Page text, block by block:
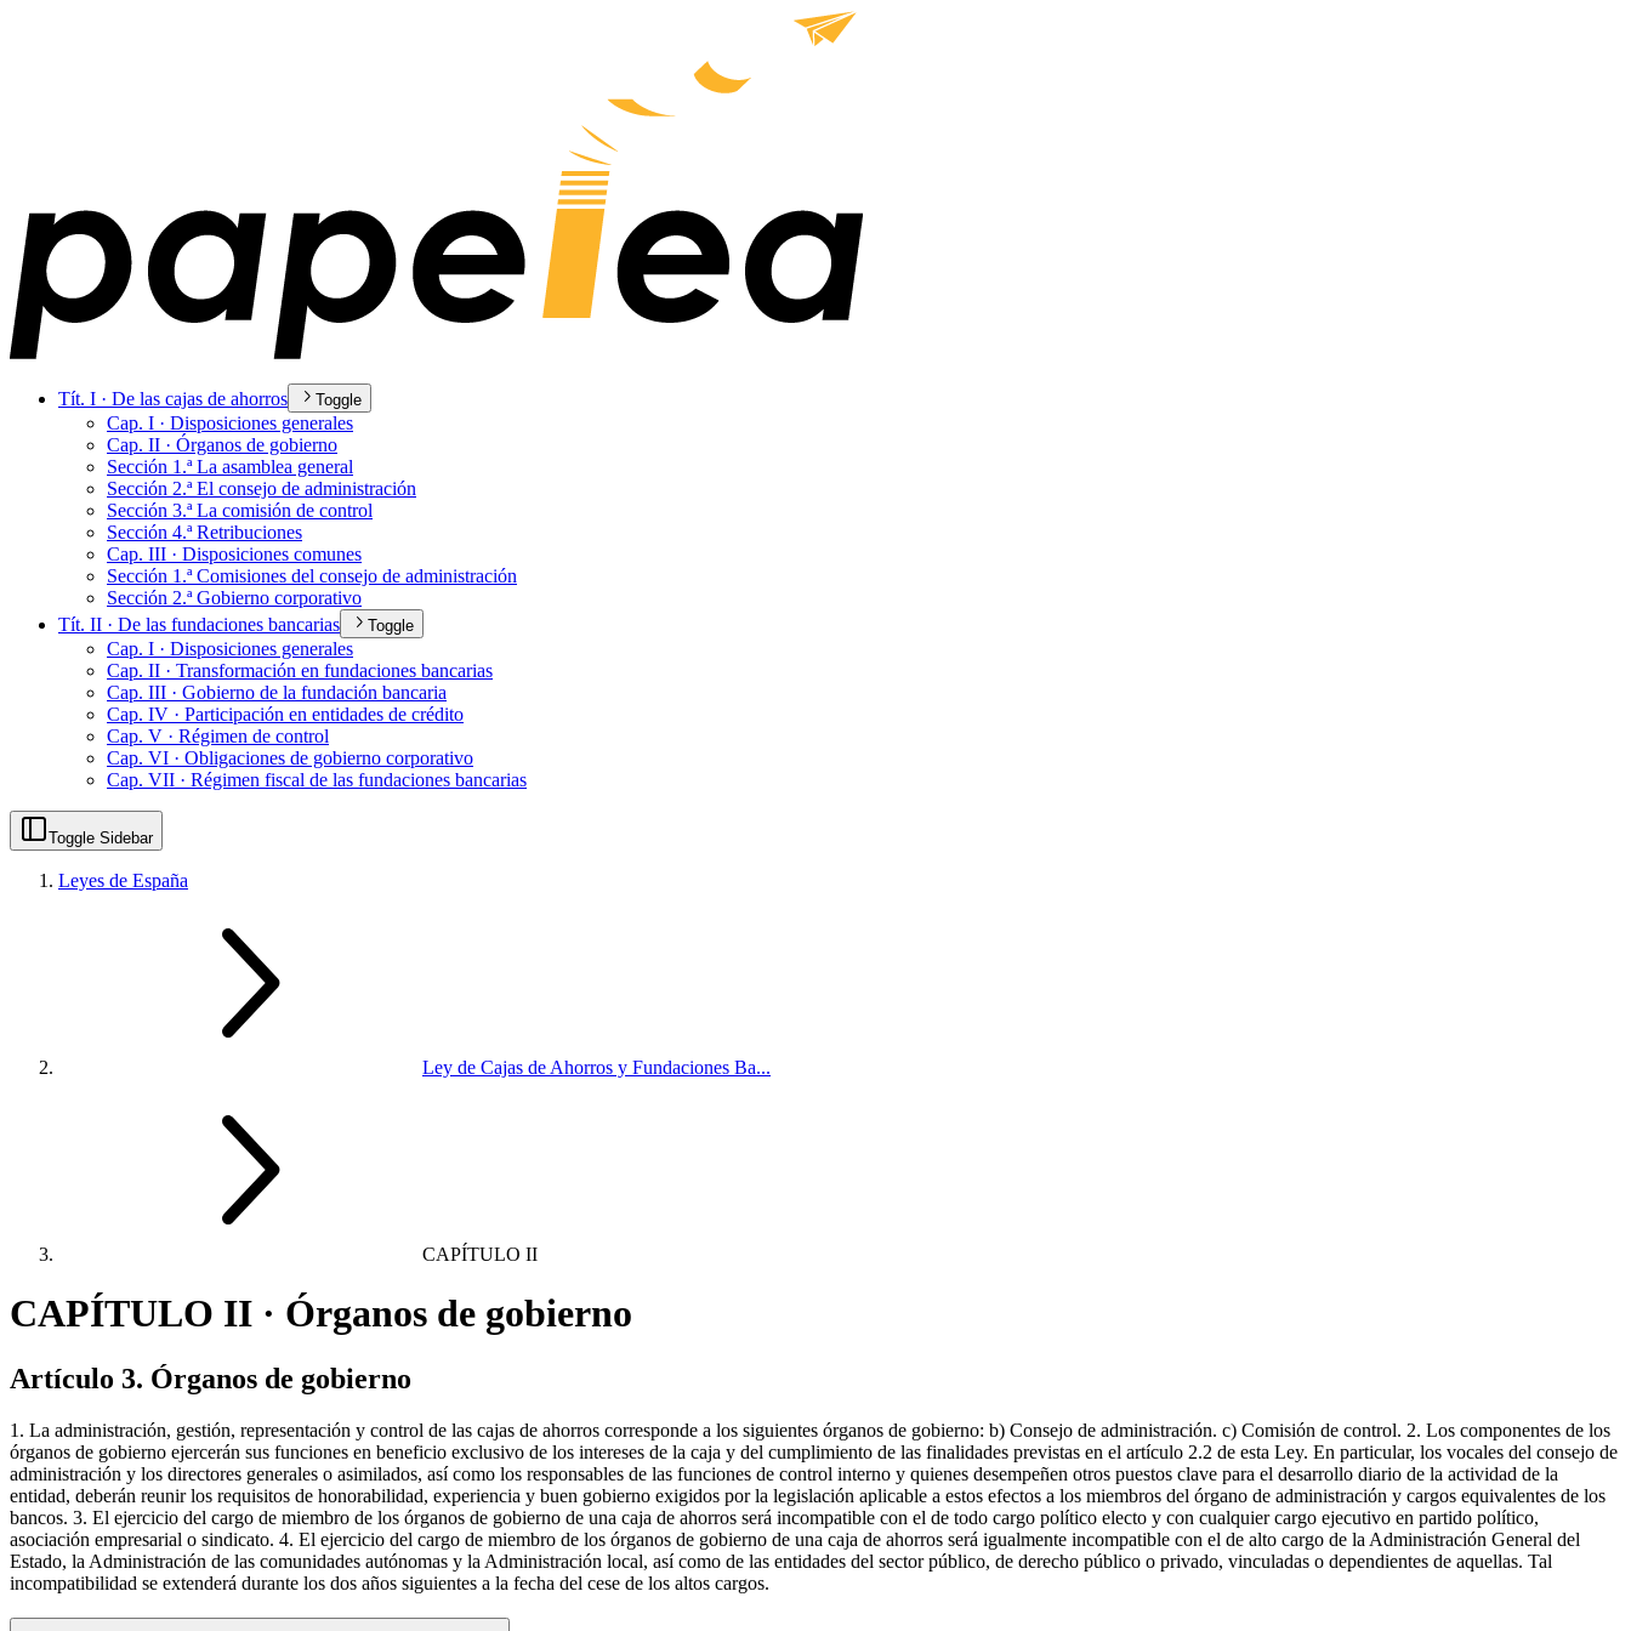
Tít. I · De las cajas de ahorros Toggle
Cap. I · Disposiciones generales
Cap. II · Órganos de gobierno
Sección 1.ª La asamblea general
Sección 2.ª El consejo de administración
Sección 3.ª La comisión de control
Sección 4.ª Retribuciones
Cap. III · Disposiciones comunes
Sección 1.ª Comisiones del consejo de administración
Sección 2.ª Gobierno corporativo
Tít. II · De las fundaciones bancarias
Toggle
Cap. I · Disposiciones generales
Cap. II · Transformación en fundaciones bancarias
Cap. III · Gobierno de la fundación bancaria
Cap. IV · Participación en entidades de crédito
Cap. V · Régimen de control
Cap. VI · Obligaciones de gobierno corporativo
Cap. VII · Régimen fiscal de las fundaciones bancarias
Toggle Sidebar
Leyes de España
Ley de Cajas de Ahorros y Fundaciones Ba...
CAPÍTULO II
CAPÍTULO II · Órganos de gobierno
Artículo 3. Órganos de gobierno
1. La administración, gestión, representación y control de las cajas de ahorros corresponde a los siguientes órganos de gobierno: b) Consejo de administración. c) Comisión de control. 2. Los componentes de los
órganos de gobierno ejercerán sus funciones en beneficio exclusivo de los intereses de la caja y del cumplimiento de las finalidades previstas en el artículo 2.2 de esta Ley. En particular, los vocales del consejo de
administración y los directores generales o asimilados, así como los responsables de las funciones de control interno y quienes desempeñen otros puestos clave para el desarrollo diario de la actividad de la
entidad, deberán reunir los requisitos de honorabilidad, experiencia y buen gobierno exigidos por la legislación aplicable a estos efectos a los miembros del órgano de administración y cargos equivalentes de los
bancos. 3. El ejercicio del cargo de miembro de los órganos de gobierno de una caja de ahorros será incompatible con el de todo cargo político electo y con cualquier cargo ejecutivo en partido político,
asociación empresarial o sindicato. 4. El ejercicio del cargo de miembro de los órganos de gobierno de una caja de ahorros será igualmente incompatible con el de alto cargo de la Administración General del
Estado, la Administración de las comunidades autónomas y la Administración local, así como de las entidades del sector público, de derecho público o privado, vinculadas o dependientes de aquellas. Tal
incompatibilidad se extenderá durante los dos años siguientes a la fecha del cese de los altos cargos.